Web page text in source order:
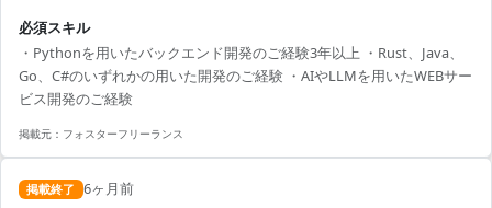
Python3/ OpenAI/ Docker/ AWS SageMaker ・開発基盤：AWS/
Microsoft Azure ・ツール：GitHub(Enterprise) / GitHub Copilot /
CI/CD / GitHub Actions / CircleCI ・グ...
必須スキル
・Pythonを用いたバックエンド開発のご経験3年以上 ・Rust、Java、
Go、C#のいずれかの用いた開発のご経験 ・AIやLLMを用いたWEBサー
ビス開発のご経験
掲載元： フォスターフリーランス
掲載終了 6ヶ月前